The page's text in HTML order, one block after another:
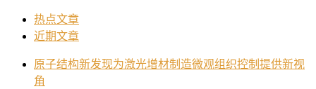
热点文章
近期文章
原子结构新发现为激光增材制造微观组织控制提供新视
角